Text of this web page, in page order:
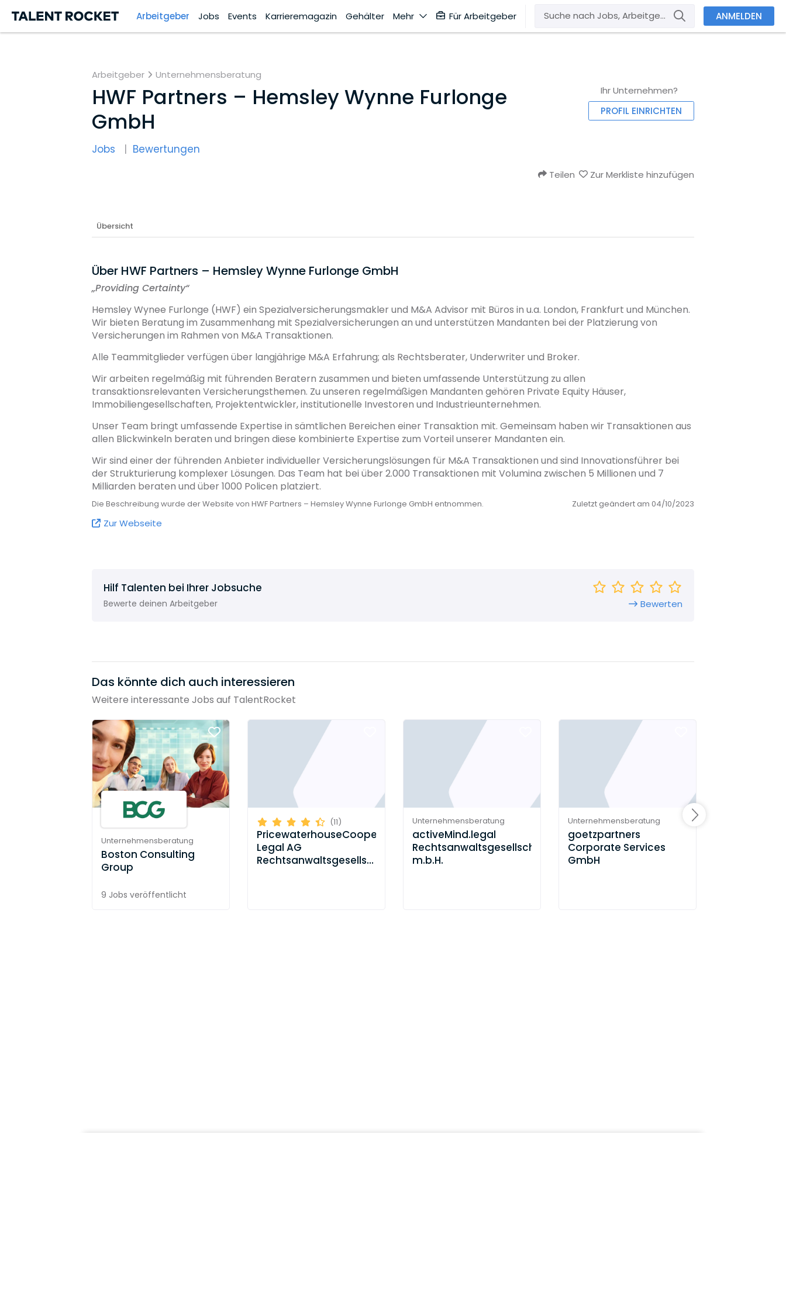
Arbeitgeber Jobs Events Karrieremagazin Gehälter Mehr Für Arbeitgeber ANMELDEN
Arbeitgeber Unternehmensberatung
HWF Partners – Hemsley Wynne Furlonge
GmbH
Jobs Bewertungen
Ihr Unternehmen?
PROFIL EINRICHTEN
Teilen Zur Merkliste hinzufügen
Übersicht
Über HWF Partners – Hemsley Wynne Furlonge GmbH
„Providing Certainty“
Hemsley Wynee Furlonge (HWF) ein Spezialversicherungsmakler und M&A Advisor mit Büros in u.a. London, Frankfurt und München.
Wir bieten Beratung im Zusammenhang mit Spezialversicherungen an und unterstützen Mandanten bei der Platzierung von
Versicherungen im Rahmen von M&A Transaktionen.
Alle Teammitglieder verfügen über langjährige M&A Erfahrung; als Rechtsberater, Underwriter und Broker.
Wir arbeiten regelmäßig mit führenden Beratern zusammen und bieten umfassende Unterstützung zu allen
transaktionsrelevanten Versicherungsthemen. Zu unseren regelmäßigen Mandanten gehören Private Equity Häuser,
Immobiliengesellschaften, Projektentwickler, institutionelle Investoren und Industrieunternehmen.
Unser Team bringt umfassende Expertise in sämtlichen Bereichen einer Transaktion mit. Gemeinsam haben wir Transaktionen aus
allen Blickwinkeln beraten und bringen diese kombinierte Expertise zum Vorteil unserer Mandanten ein.
Wir sind einer der führenden Anbieter individueller Versicherungslösungen für M&A Transaktionen und sind Innovationsführer bei
der Strukturierung komplexer Lösungen. Das Team hat bei über 2.000 Transaktionen mit Volumina zwischen 5 Millionen und 7
Milliarden beraten und über 1000 Policen platziert.
Die Beschreibung wurde der Website von HWF Partners – Hemsley Wynne Furlonge GmbH entnommen. Zuletzt geändert am 04/10/2023
Zur Webseite
Hilf Talenten bei Ihrer Jobsuche
Bewerte deinen Arbeitgeber Bewerten
Das könnte dich auch interessieren
Weitere interessante Jobs auf TalentRocket
Unternehmensberatung
Boston Consulting
Group
9 Jobs veröffentlicht
(11)
PricewaterhouseCoopers
Legal AG
Rechtsanwaltsgesellschaft
Unternehmensberatung
activeMind.legal
Rechtsanwaltsgesellschaft
m.b.H.
Unternehmensberatung
goetzpartners
Corporate Services
GmbH